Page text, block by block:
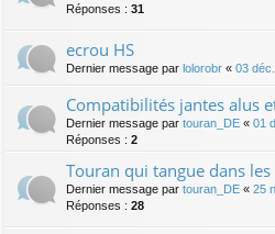
Réponses : 31
ecrou HS
Dernier message par lolorobr « 03
Compatibilités jantes alus
Dernier message par touran_DE « 01
Réponses : 2
Touran qui tangue dans les
Dernier message par touran_DE « 25
Réponses : 28